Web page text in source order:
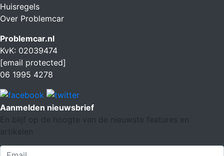
Huisregels
Over Problemcar
Problemcar.nl
KvK: 02039474
[email protected]
06 1995 4278
Aanmelden nieuwsbrief
En blijf op de hoogte van de nieuwste features en
artikelen